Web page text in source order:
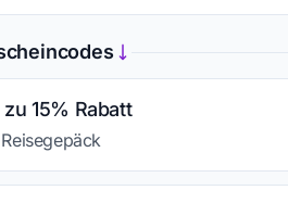
zu 15% Rabatt